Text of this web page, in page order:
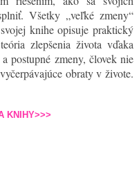
Všetky „veľké zmeny“
knihe opisuje praktický
zlepšenia života vďaka
postupné zmeny, človek nie
obraty v živote.
KNIHY>>>